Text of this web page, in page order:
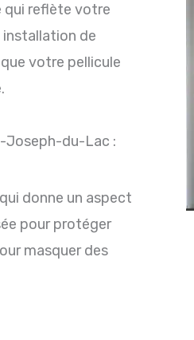
qui reflète votre
de
votre pellicule
Joseph-du-Lac :
donne un aspect
pour protéger
masquer des